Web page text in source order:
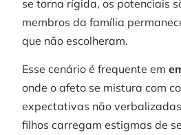
se torna rígida, os potenciais
membros da família
que não escolheram.
Esse cenário é frequente em
onde o afeto se mistura com
expectativas não
filhos carregam estigmas de